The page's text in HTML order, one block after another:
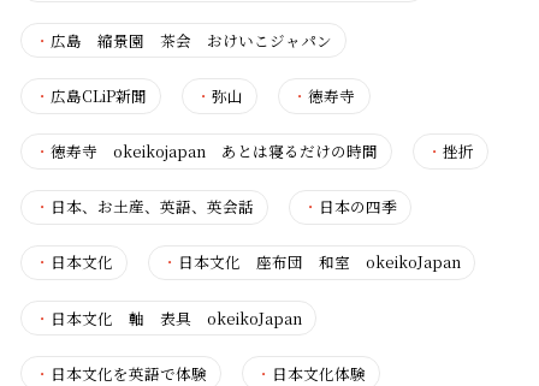
・ 広島 縮景園 茶会 おけいこジャパン
・ 広島CLiP新聞 ・弥山 ・徳寿寺
・ 徳寿寺 okeikojapan あとは寝るだけの時間 ・挫折
・ 日本、お土産、英語、英会話 ・ 日本の四季
・ 日本文化 ・ 日本文化 座布団 和室 okeikoJapan
・ 日本文化 軸 表具 okeikoJapan
・ 日本文化を英語で体験 ・ 日本文化体験